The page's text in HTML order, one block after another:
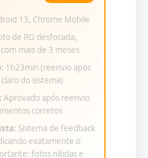
13, Chrome Mobile
de RG desfocada,
mais de 3 meses
1h23min (reenvio após
do sistema)
Aprovado após reenvio
corretos
Sistema de feedback
exatamente o
fotos nítidas e